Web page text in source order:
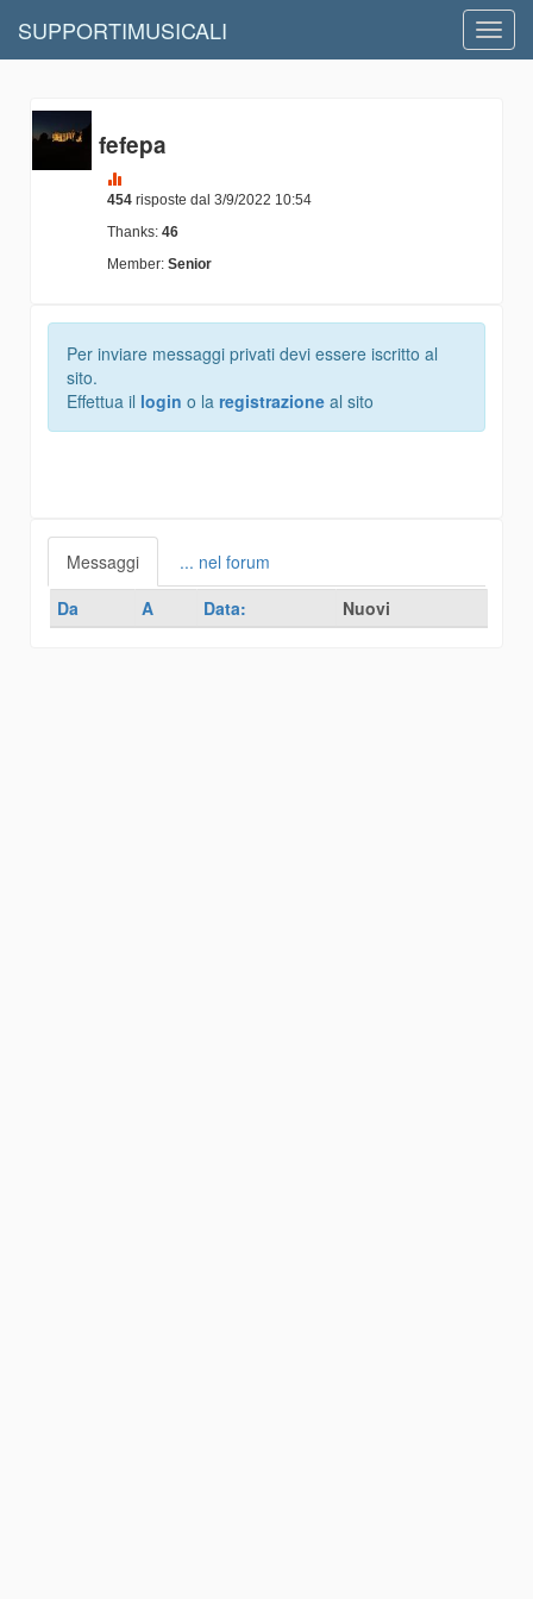
SUPPORTIMUSICALI
fefepa
454 risposte dal 3/9/2022 10:54
Thanks: 46
Member: Senior
Per inviare messaggi privati devi essere iscritto al
sito.
Effettua il login o la registrazione al sito
Messaggi
... nel forum
Da
A Data: Nuovi